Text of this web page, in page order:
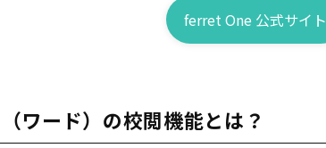
ferret One 公式サイト
ワード）の校閲機能とは？